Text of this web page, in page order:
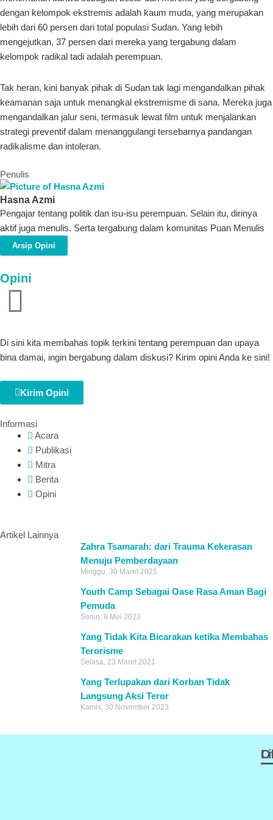
dengan kelompok ekstremis adalah kaum muda, yang merupakan
lebih dari 60 persen dari total populasi Sudan. Yang lebih
mengejutkan, 37 persen dari mereka yang tergabung dalam
kelompok radikal tadi adalah perempuan.
Tak heran, kini banyak pihak di Sudan tak lagi mengandalkan pihak
keamanan saja untuk menangkal ekstremisme di sana. Mereka juga
mengandalkan jalur seni, termasuk lewat film untuk menjalankan
strategi preventif dalam menanggulangi tersebarnya pandangan
radikalisme dan intoleran.
Penulis
Hasna Azmi
Pengajar tentang politik dan isu-isu perempuan. Selain itu, dirinya
aktif juga menulis. Serta tergabung dalam komunitas Puan Menulis
Arsip Opini
Opini
Di sini kita membahas topik terkini tentang perempuan dan upaya
bina damai, ingin bergabung dalam diskusi? Kirim opini Anda ke sini!
Kirim Opini
Informasi
Acara
Publikasi
Mitra
Berita
Opini
Artikel Lainnya
Zahra Tsamarah: dari Trauma Kekerasan
Menuju Pemberdayaan
Minggu, 30 Maret 2025
Youth Camp Sebagai Oase Rasa Aman Bagi
Pemuda
Senin, 8 Mei 2023
Yang Tidak Kita Bicarakan ketika Membahas
Terorisme
Selasa, 23 Maret 2021
Yang Terlupakan dari Korban Tidak
Langsung Aksi Teror
Kamis, 30 November 2023